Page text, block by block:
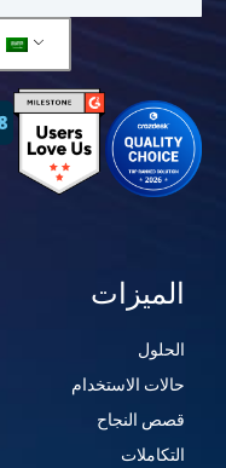
Arabic
الميزات
الحلول
حالات الاستخدام
قصص النجاح
التكاملات